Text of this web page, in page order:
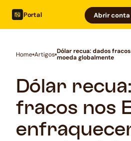
Portal Abrir conta
Home Artigos Dólar recua: dados
moeda globalmente
Dólar
fracos nos